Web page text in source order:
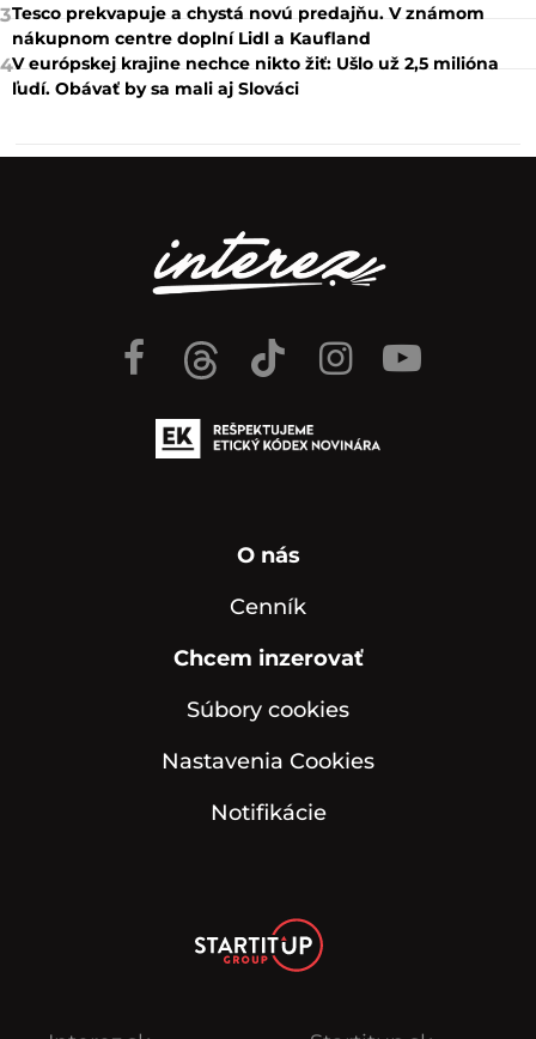
3Tesco prekvapuje a chystá novú predajňu. V známom
nákupnom centre doplní Lidl a Kaufland
4V európskej krajine nechce nikto žiť: Ušlo už 2,5 milióna
ľudí. Obávať by sa mali aj Slováci
O nás
Cenník
Chcem inzerovať
Súbory cookies
Nastavenia Cookies
Notifikácie